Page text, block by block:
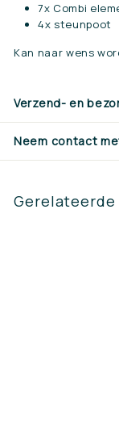
7x Combi
4x steunpoot
Kan naar wens
Verzend- en
Neem contact